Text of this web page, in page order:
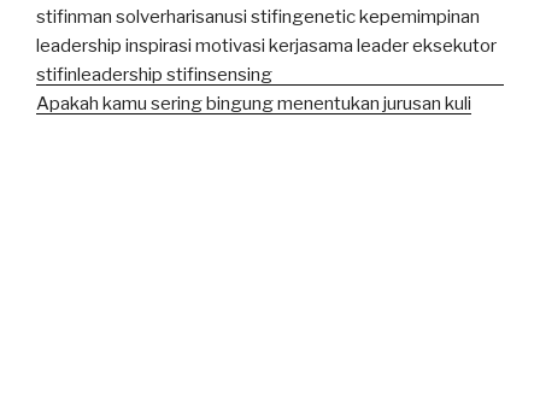
Apakah kamu sering bingung menentukan jurusan kuli